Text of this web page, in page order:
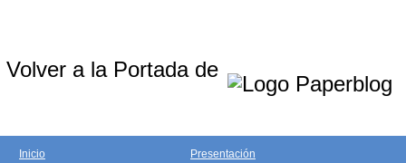
Volver a la Portada de
Inicio Presentación